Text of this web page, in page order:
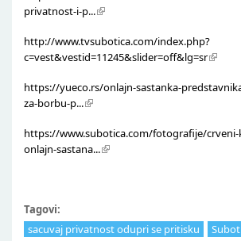
privatnost-i-p...
http://www.tvsubotica.com/index.php?
c=vest&vestid=11245&slider=off&lg=sr
https://yueco.rs/onlajn-sastanka-
za-borbu-p...
https://www.subotica.com/fotografije/
onlajn-sastana...
Tagovi:
sacuvaj privatnost odupri se pritisku